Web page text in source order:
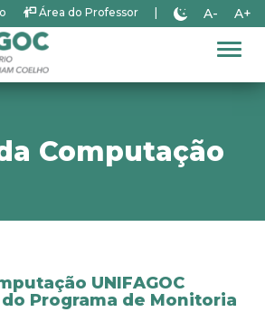
Área do Professor A- A+
Computação
UNIFAGOC
Programa de Monitoria